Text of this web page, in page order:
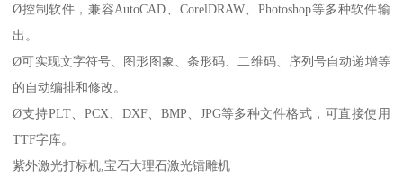
Ø控制软件，兼容AutoCAD、CorelDRAW、Photoshop等多种软件输
出。
Ø可实现文字符号、图形图象、条形码、二维码、序列号自动递增等
的自动编排和修改。
Ø支持PLT、PCX、DXF、BMP、JPG等多种文件格式，可直接使用
TTF字库。
紫外激光打标机,宝石大理石激光镭雕机